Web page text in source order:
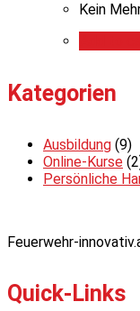
Kein
Kategorien
Ausbildung (9)
Online-Kurse
Persönliche
Feuerwehr-
Quick-Links